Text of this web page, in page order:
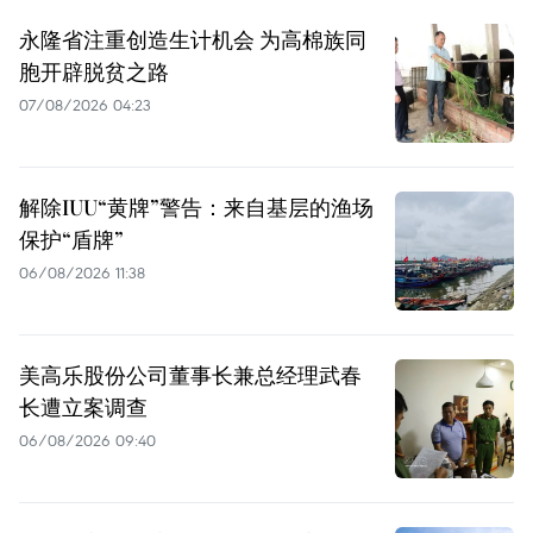
永隆省注重创造生计机会 为高棉族同
胞开辟脱贫之路
07/08/2026 04:23
解除IUU“黄牌”警告：来自基层的渔场
保护“盾牌”
06/08/2026 11:38
美高乐股份公司董事长兼总经理武春
长遭立案调查
06/08/2026 09:40